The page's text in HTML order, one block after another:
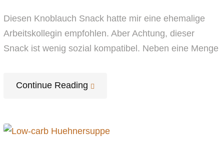
Diesen Knoblauch Snack hatte mir eine ehemalige
Arbeitskollegin empfohlen. Aber Achtung, dieser
Snack ist wenig sozial kompatibel. Neben eine Menge
Continue Reading